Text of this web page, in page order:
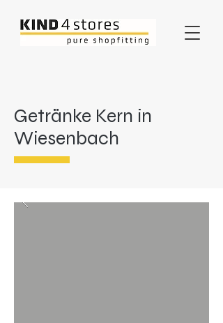
Getränke Kern in
Wiesenbach